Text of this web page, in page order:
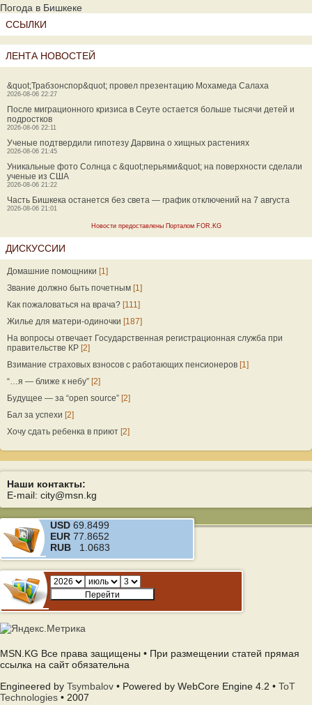
Погода в Бишкеке
ССЫЛКИ
ЛЕНТА НОВОСТЕЙ
&quot;Трабзонспор&quot; провел презентацию Мохамеда Салаха
2026-08-06 22:27
После миграционного кризиса в Сеуте остается больше тысячи детей и
подростков
2026-08-06 22:11
Ученые подтвердили гипотезу Дарвина о хищных растениях
2026-08-06 21:45
Уникальные фото Солнца с &quot;перьями&quot; на поверхности сделали
ученые из США
2026-08-06 21:22
Часть Бишкека останется без света — график отключений на 7 августа
2026-08-06 21:01
Новости предоставлены Порталом FOR.KG
ДИСКУССИИ
Домашние помощники [1]
Звание должно быть почетным [1]
Как пожаловаться на врача? [111]
Жилье для матери-одиночки [187]
На вопросы отвечает Государственная регистрационная служба при
правительстве КР [2]
Взимание страховых взносов с работающих пенсионеров [1]
“…я — ближе к небу” [2]
Будущее — за “open source” [2]
Бал за успехи [2]
Хочу сдать ребенка в приют [2]
Наши контакты:
E-mail: city@msn.kg
USD 69.8499
EUR 77.8652
RUB 1.0683
MSN.KG Все права защищены • При размещении статей прямая
ссылка на сайт обязательна
Engineered by Tsymbalov • Powered by WebCore Engine 4.2 • ToT
Technologies • 2007